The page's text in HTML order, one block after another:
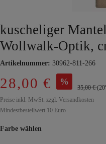
kuscheliger
Wollwalk-Optik,
Artikelnummer: 30962-811-266
28,00 € %
35,00 €
Preise inkl. MwSt. zzgl. Versandkosten
Mindestbestellwert 10 Euro
Farbe wählen